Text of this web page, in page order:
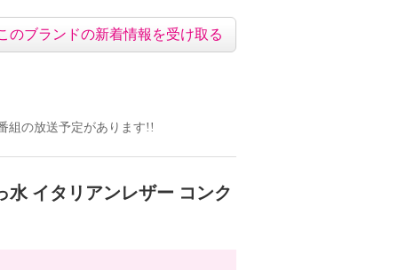
のブランドの新着情報を受け取る
組の放送予定があります!!
水 イタリアンレザー コンク